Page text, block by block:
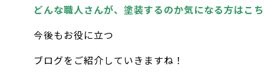
どんな職人さんが、塗装するのか気になる方はこ
今後もお役に立つ
ブログをご紹介していきますね！